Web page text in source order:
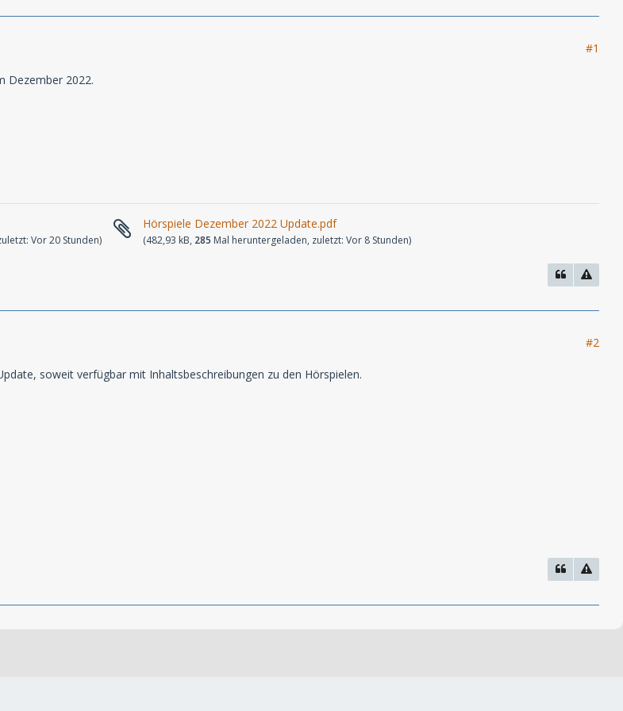
#1
Dezember 2022.
Vor 20 Stunden)
Hörspiele Dezember 2022 Update.pdf
(482,93 kB, 285 Mal heruntergeladen, zuletzt: Vor 8 Stunden)
#2
soweit verfügbar mit Inhaltsbeschreibungen zu den Hörspielen.